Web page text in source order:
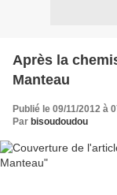
Après la
Manteau
Publié le 09/11/2012 à
Par bisoudoudou